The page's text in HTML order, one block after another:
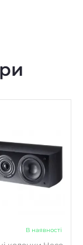
колонки Heco